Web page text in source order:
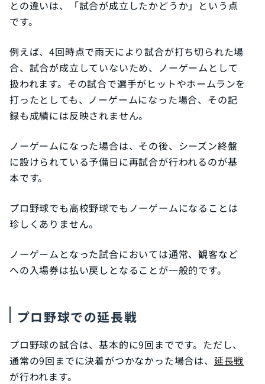
との違いは、「試合が成立したかどうか」という点
です。
例えば、4回時点で雨天により試合が打ち切られた場
合、試合が成立していないため、ノーゲームとして
扱われます。その試合で選手がヒットやホームランを
打ったとしても、ノーゲームになった場合、その記
録も成績には反映されません。
ノーゲームになった場合は、その後、シーズン終盤
に設けられている予備日に再試合が行われるのが基
本です。
プロ野球でも高校野球でもノーゲームになることは
珍しくありません。
ノーゲームとなった試合においては通常、観客など
への入場券は払い戻しとなることが一般的です。
プロ野球での延長戦
プロ野球の試合は、基本的に9回までです。ただし、
通常の9回までに決着がつかなかった場合は、 延長戦
が行われます。